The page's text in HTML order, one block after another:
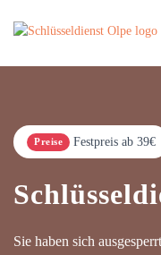
Preise Festpreis ab 39€
Sie haben sich